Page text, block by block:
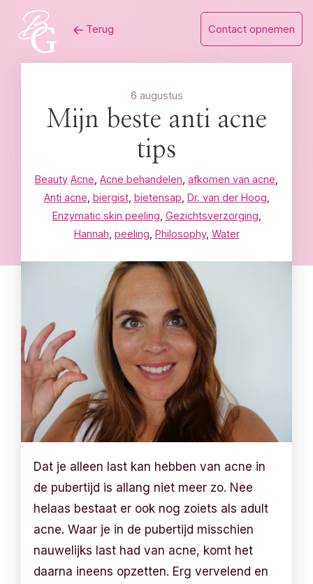
content
Terug Contact opnemen
6 augustus
Mijn beste anti acne
tips
Beauty Acne Acne behandelen afkomen van acne
Anti acne biergist, bietensap Dr. van der Hoog
Enzymatic skin peeling Gezichtsverzorging
Hannah peeling Philosophy, Water
Dat je alleen last kan hebben van acne in
de pubertijd is allang niet meer zo. Nee
helaas bestaat er ook nog zoiets als adult
acne. Waar je in de pubertijd misschien
nauwelijks last had van acne, komt het
daarna ineens opzetten. Erg vervelend en